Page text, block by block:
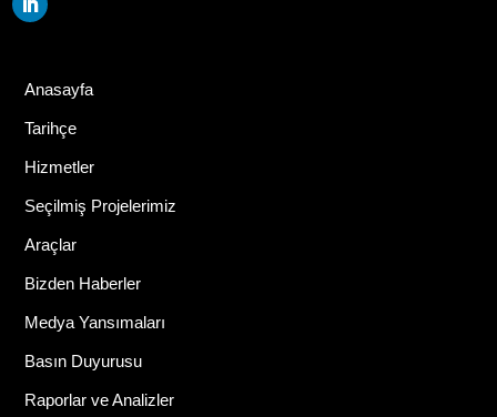
Anasayfa
Tarihçe
Hizmetler
Seçilmiş Projelerimiz
Araçlar
Bizden Haberler
Medya Yansımaları
Basın Duyurusu
Raporlar ve Analizler